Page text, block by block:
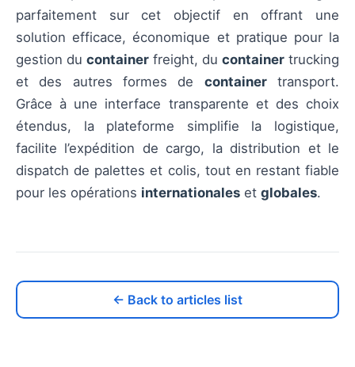
parfaitement sur cet objectif en offrant une
solution efficace, économique et pratique pour la
gestion du container freight, du container trucking
et des autres formes de containertransport.
Grâce à une interface transparente et des choix
étendus, la plateforme simplifie la logistique,
facilite l’expédition de cargo, la distribution et le
dispatch de palettes et colis, tout en restant fiable
pour les opérations internationales et globales.
← Back to articles list